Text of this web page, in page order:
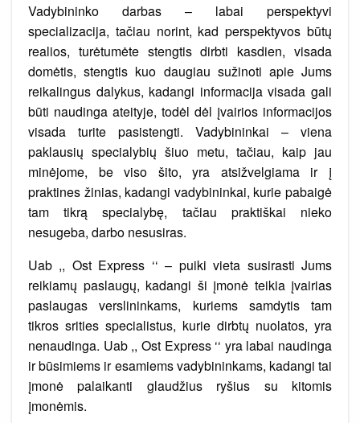
Vadybininko darbas – labai perspektyvi
specializacija, tačiau norint, kad perspektyvos būtų
realios, turėtumėte stengtis dirbti kasdien, visada
domėtis, stengtis kuo daugiau sužinoti apie Jums
reikalingus dalykus, kadangi informacija visada gali
būti naudinga ateityje, todėl dėl įvairios informacijos
visada turite pasistengti. Vadybininkai – viena
paklausių specialybių šiuo metu, tačiau, kaip jau
minėjome, be viso šito, yra atsižvelgiama ir į
praktines žinias, kadangi vadybininkai, kurie pabaigė
tam tikrą specialybę, tačiau praktiškai nieko
nesugeba, darbo nesusiras.
Uab ,, Ost Express ‘‘ – puiki vieta susirasti Jums
reikiamų paslaugų, kadangi ši įmonė teikia įvairias
paslaugas verslininkams, kuriems samdytis tam
tikros srities specialistus, kurie dirbtų nuolatos, yra
nenaudinga. Uab ,, Ost Express ‘‘ yra labai naudinga
ir būsimiems ir esamiems vadybininkams, kadangi tai
įmonė palaikanti glaudžius ryšius su kitomis
įmonėmis.